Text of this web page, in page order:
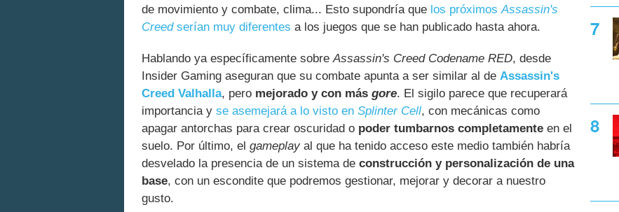
de movimiento y combate, clima... Esto supondría que los próximosAssassin's
Creedserían muy diferentes a los juegos que se han publicado hasta ahora.
Hablando ya específicamente sobreAssassin's Creed Codename RED, desde
Insider Gaming aseguran que su combate apunta a ser similar al de Assassin's
Creed Valhalla, pero mejorado y con más gore. El sigilo parece que recuperará
importancia y se asemejará a lo visto en Splinter Cell, con mecánicas como
apagar antorchas para crear oscuridad o poder tumbarnos completamente en el
suelo. Por último, el gameplay al que ha tenido acceso este medio también habría
desvelado la presencia de un sistema de construcción y personalización de una
base, con un escondite que podremos gestionar, mejorar y decorar a nuestro
gusto.